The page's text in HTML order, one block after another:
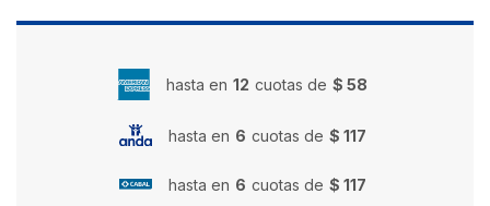
hasta en 12 cuotas de $ 58
hasta en 6 cuotas de $ 117
hasta en 6 cuotas de $ 117